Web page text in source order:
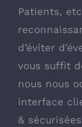
Patients,
d’éviter
vous suffit
nous nous
interface
&